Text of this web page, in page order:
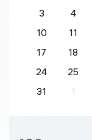
3
4
10
11
17
18
24
25
31
1